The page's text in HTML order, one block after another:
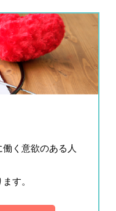
く意欲のある人
す。